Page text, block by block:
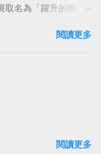
名為「躍升的機
事。#超譯尼采 — 中
May 23, 2023
閱讀更多
閱讀更多